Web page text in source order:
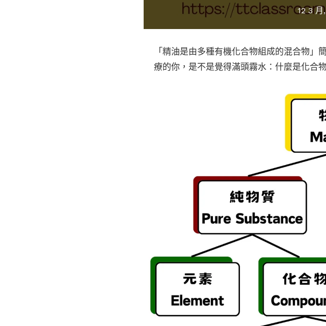
12 3 月
「精油是由多種有機化合物組成的混合物
療的你，是不是覺得滿頭霧水：什麼是化合